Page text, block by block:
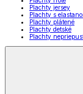
Plachty jersey
Plachty s
Plachty plátené
Plachty detské
Plachty